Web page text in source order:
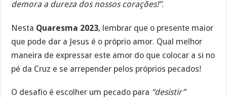
demora a dureza dos nossos corações!”.
Nesta Quaresma 2023, lembrar que o presente maior
que pode dar a Jesus é o próprio amor. Qual melhor
maneira de expressar este amor do que colocar a si no
pé da Cruz e se arrepender pelos próprios pecados!
O desafio é escolher um pecado para “desistir”